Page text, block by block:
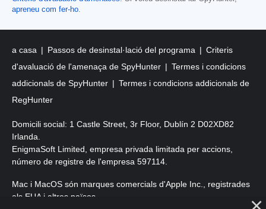
apreneu com fer-ho.
a casa Passos de desinstal·lació del programa
Criteris
d'avaluació de l'amenaça de SpyHunter
Termes i condicions
addicionals de SpyHunter
Termes i condicions addicionals de
RegHunter
Domicili social: 1 Castle Street, 3r Floor, Dublín 2 D02XD82
Irlanda.
EnigmaSoft Limited, empresa privada limitada per accions,
número de registre de l'empresa 597114.
Mac i MacOS són marques comercials d'Apple Inc., registrades
als EUA i altres països.